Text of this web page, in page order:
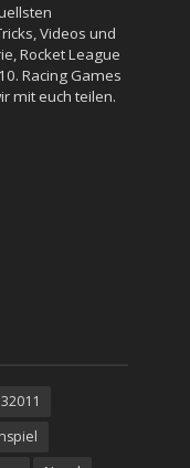
Videos und
Rocket League
Racing Games
mit euch teilen.